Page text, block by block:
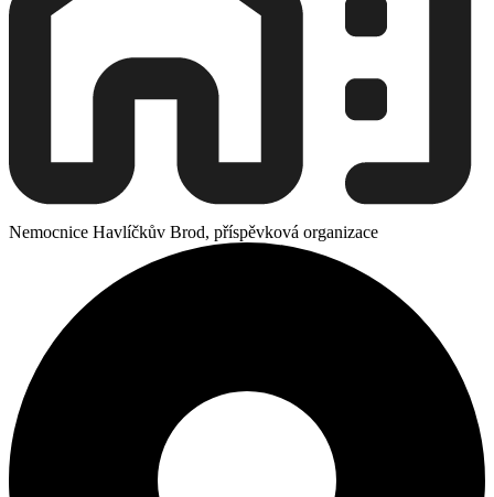
Nemocnice Havlíčkův Brod, příspěvková organizace